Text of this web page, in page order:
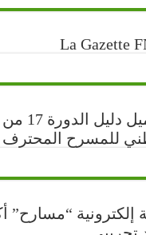
La Gazette
لتحميل
للمسرح المحترف